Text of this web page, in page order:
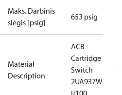
Maks. Darbinis
slėgis [psig]
653 psig
Material
Description
ACB
Cartridge
Switch
2UA937W
I/100